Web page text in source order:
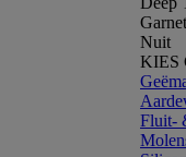
Garnet
Nuit
KIES
Fluit-